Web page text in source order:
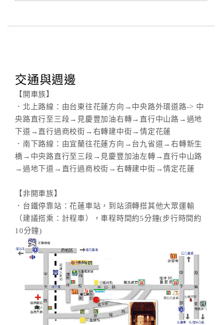
交通與週邊
【開車族】
．北上路線：由台東往花蓮方向→中央路外環道路-> 中
央路直行至三段→見慶豐加油右轉→直行中山路→過地
下道→直行過商校街→右轉建中街→情定花蓮
．南下路線：由宜蘭往花蓮方向→台九省道→右轉新生
橋→中央路直行至三段→見慶豐加油左轉→直行中山路
→過地下道→直行過商校街→右轉建中街→情定花蓮
【非開車族】
．台鐵停靠站：花蓮車站，到站須轉搭其他大眾運輸
（建議搭乘：計程車），車程時間約5分鐘(步行時間約
10分鐘)